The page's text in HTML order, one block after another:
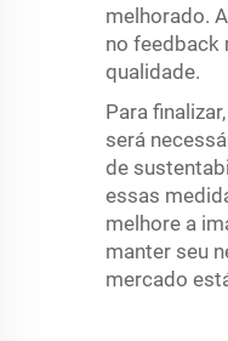
melhorado.
no feedback
qualidade.
Para
será
de
essas
melhore a
manter seu
mercado